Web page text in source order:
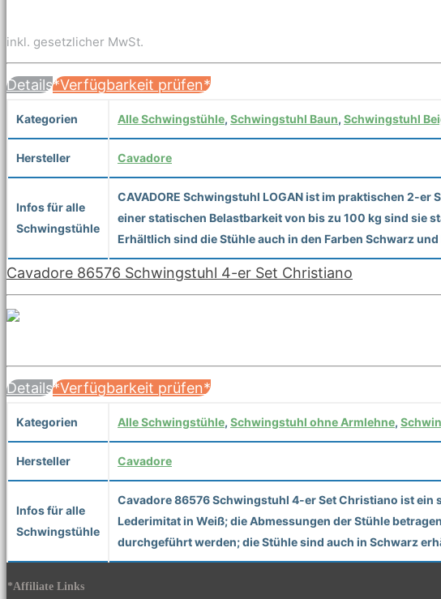
inkl. gesetzlicher MwSt.
Details*Verfügbarkeit prüfen*
Kategorien Alle Schwingstühle, Schwingstuhl Baun, Schwingstuhl
Hersteller Cavadore
Infos für alle
Schwingstühle
CAVADORE Schwingstuhl LOGAN ist im praktischen 2-
einer statischen Belastbarkeit von bis zu 100 kg sind sie
Erhältlich sind die Stühle auch in den Farben Schwarz
Cavadore 86576 Schwingstuhl 4-er Set Christiano
Details*Verfügbarkeit prüfen*
Kategorien Alle Schwingstühle, Schwingstuhl ohne Armlehne,
Hersteller Cavadore
Infos für alle
Schwingstühle
Cavadore 86576 Schwingstuhl 4-er Set Christiano ist
Lederimitat in Weiß; die Abmessungen der Stühle
durchgeführt werden; die Stühle sind auch in Schwarz
*Affiliate Links